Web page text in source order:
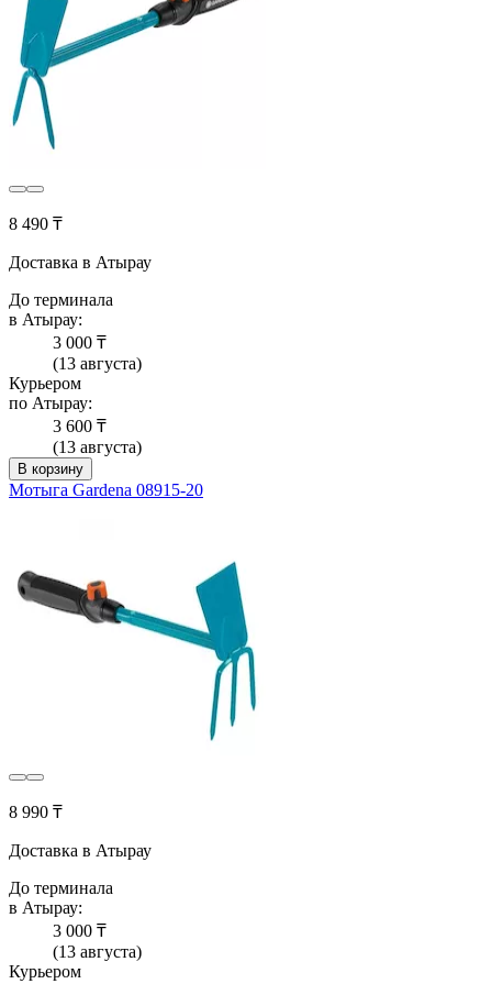
8 490 ₸
Доставка в Атырау
До терминала
в Атырау:
3 000 ₸
(13 августа)
Курьером
по Атырау:
3 600 ₸
(13 августа)
В корзину
Мотыга Gardena 08915-20
8 990 ₸
Доставка в Атырау
До терминала
в Атырау:
3 000 ₸
(13 августа)
Курьером